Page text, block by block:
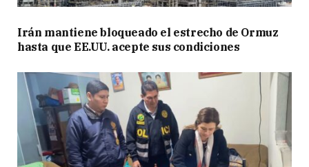
Irán mantiene bloqueado el estrecho de Ormuz
hasta que EE.UU. acepte sus condiciones